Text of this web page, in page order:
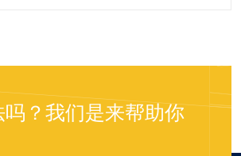
？我们是来帮助你